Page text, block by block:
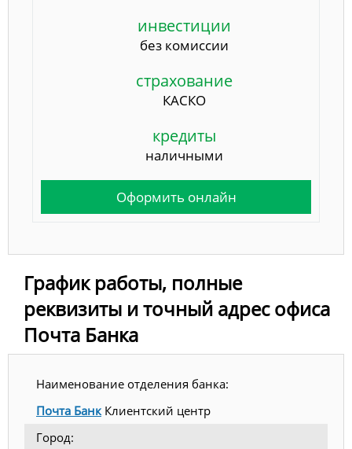
инвестиции
без комиссии
страхование
КАСКО
кредиты
наличными
Оформить онлайн
График работы, полные
реквизиты и точный адрес офиса
Почта Банка
Наименование отделения банка:
Почта БанкКлиентский центр
Город: